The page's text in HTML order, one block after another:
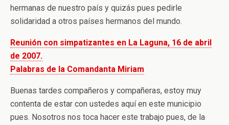
hermanas de nuestro país y quizás pues pedirle
solidaridad a otros países hermanos del mundo.
Reunión con simpatizantes en La Laguna, 16 de abril
de 2007.
Palabras de la Comandanta Miriam
Buenas tardes compañeros y compañeras, estoy muy
contenta de estar con ustedes aquí en este municipio
pues. Nosotros nos toca hacer este trabajo pues, de la